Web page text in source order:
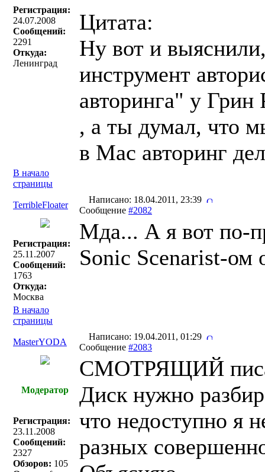
Регистрация:
24.07.2008
Сообщений:
2291
Откуда:
Ленинград
Цитата:
Ну вот и
инструмент
авторинга" у Грин
, а ты думал, что
в Mac авторинг
В начало
страницы
TerribleFloater
Написано: 18.04.2011, 23:39
Сообщение #2082
Регистрация:
25.11.2007
Сообщений:
1763
Откуда:
Москва
Мда... А я вот по-
Sonic Scenarist-ом
В начало
страницы
MasterYODA
Написано: 19.04.2011, 01:29
Сообщение #2083
Модератор
Регистрация:
23.11.2008
Сообщений:
2327
Обзоров: 105
СМОТРЯЩИЙ
Диск нужно
что недоступно я
разных